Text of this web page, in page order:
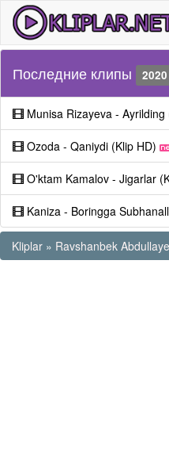
Последние клипы 2020
Munisa Rizayeva - Ayrilding
Ozoda - Qaniydi (Klip HD)
O'ktam Kamalov - Jigarlar
Kaniza - Boringga
Kliplar » Ravshanbek